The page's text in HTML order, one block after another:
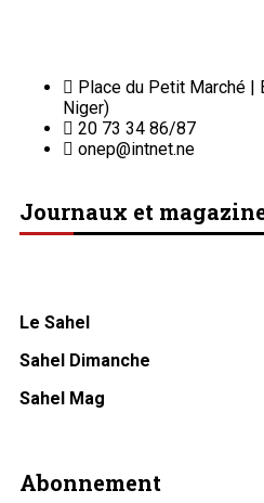
Place du Petit Marché |
Niger)
20 73 34 86/87
onep@intnet.ne
Journaux et
Le Sahel
Sahel Dimanche
Sahel Mag
Abonnement